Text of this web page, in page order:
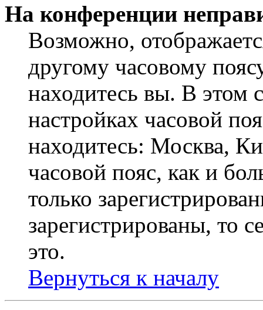
На конференции
Возможно,
другому часовому
находитесь вы. В этом
настройках часовой
находитесь: Москва,
часовой пояс, как и
только
зарегистрированы, то
это.
Вернуться к началу